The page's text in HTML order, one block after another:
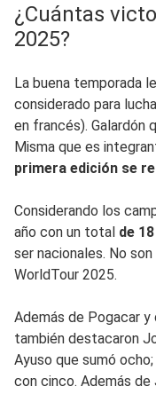
¿Cuántas
2025?
La buena temporada
considerado para
en francés). Galardón
Misma que es
primera edición se
Considerando los
año con un total de
ser nacionales. No
WorldTour 2025.
Además de Pogacar y
también destacaron
Ayuso que sumó
con cinco. Además de